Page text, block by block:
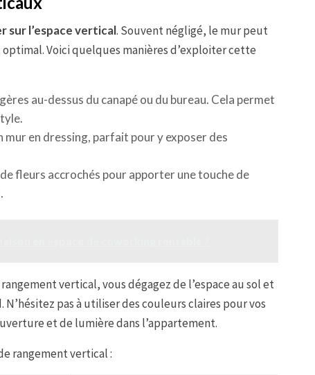
sur l’espace vertical. Souvent négligé, le mur peut
Voici quelques manières d’exploiter cette
au-dessus du canapé ou du bureau. Cela permet
mur en dressing, parfait pour y exposer des
fleurs accrochés pour apporter une touche de
vertical, vous dégagez de l’espace au sol et
pas à utiliser des couleurs claires pour vos
et de lumière dans l’appartement.
rangement vertical :